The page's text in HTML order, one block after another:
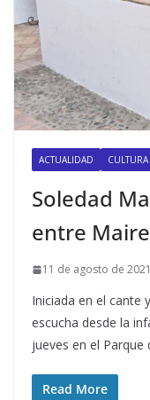
ACTUALIDAD CULTURA
Soledad
entre
11 de agosto de 2021
Iniciada en el cante
escucha desde la
jueves en el Parque
Read More